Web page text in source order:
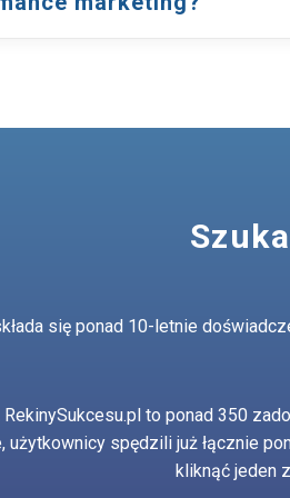
się ponad 10-letnie
to ponad 350
spędzili już łącznie
kliknąć jeden